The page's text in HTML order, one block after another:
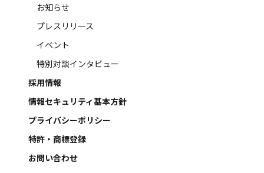
お知らせ
プレスリリース
イベント
特別対談インタビュー
採用情報
情報セキュリティ基本方針
プライバシーポリシー
特許・商標登録
お問い合わせ